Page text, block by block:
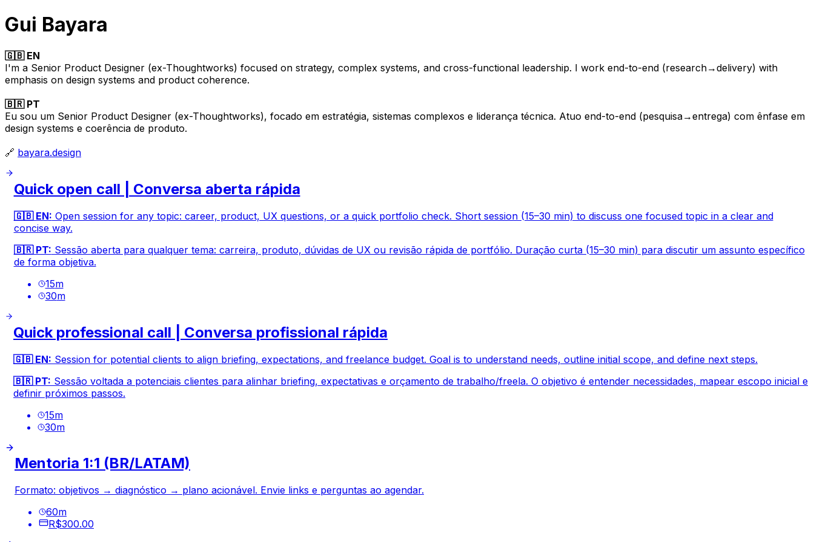
Gui Bayara
🇬🇧 EN
I'm a Senior Product Designer (ex-Thoughtworks) focused on strategy, complex systems, and cross-functional leadership. I work end-to-end (research→delivery) with
emphasis on design systems and product coherence.
🇧🇷 PT
Eu sou um Senior Product Designer (ex-Thoughtworks), focado em estratégia, sistemas complexos e liderança técnica. Atuo end-to-end (pesquisa→entrega) com ênfase em
design systems e coerência de produto.
🔗 bayara.design
Quick open call | Conversa aberta rápida
🇬🇧 EN: Open session for any topic: career, product, UX questions, or a quick portfolio check. Short session (15–30 min) to discuss one focused topic in a clear and
concise way.
🇧🇷 PT: Sessão aberta para qualquer tema: carreira, produto, dúvidas de UX ou revisão rápida de portfólio. Duração curta (15–30 min) para discutir um assunto específico
de forma objetiva.
15m
30m
Quick professional call | Conversa profissional rápida
🇬🇧 EN: Session for potential clients to align briefing, expectations, and freelance budget. Goal is to understand needs, outline initial scope, and define next steps.
🇧🇷 PT: Sessão voltada a potenciais clientes para alinhar briefing, expectativas e orçamento de trabalho/freela. O objetivo é entender necessidades, mapear escopo inicial e
definir próximos passos.
15m
30m
Mentoria 1:1 (BR/LATAM)
Formato: objetivos → diagnóstico → plano acionável. Envie links e perguntas ao agendar.
60m
R$300.00